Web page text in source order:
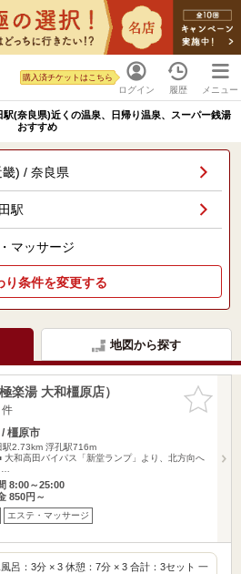
ログイン
購入済チケットはこちら
履歴 メニュー
(奈良県)近くの温泉、日帰り温泉、スーパー銭湯
おすすめ
) / 奈良県
駅
マッサージ
り条件を変更する
地図から探す
お気に入
りに追加
楽湯 大和橿原店）
橿原市
駅2.73km 浮孔駅716m
大和高田バイパス「新堂ランプ」より、北方向へ
8:00～25:00
850円～
エステ・マッサージ
呂：3分 × 3 休憩：7分 × 3 合計：3セット 一